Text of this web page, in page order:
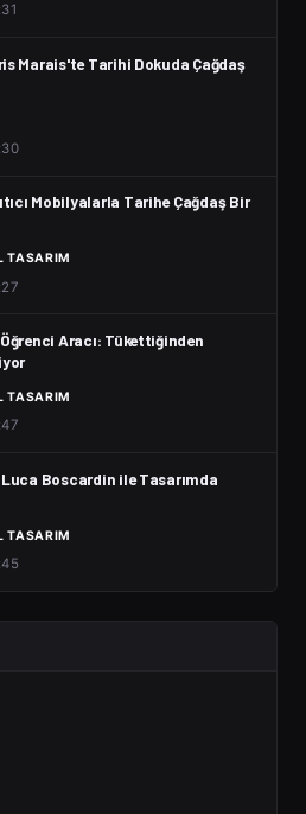
Marais'te Tarihi Dokuda Çağdaş
Mobilyalarla Tarihe Çağdaş Bir
TASARIM
Aracı: Tükettiğinden
TASARIM
Boscardin ile Tasarımda
TASARIM